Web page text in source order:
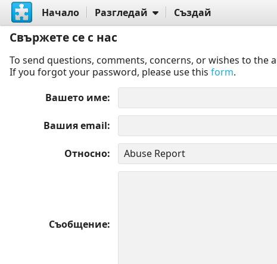
Начало Разгледай Създай
Свържете се с нас
To send questions, comments, concerns, or wishes to
If you forgot your password, please use this form.
Вашето име
Вашия email
Относно
Съобщение